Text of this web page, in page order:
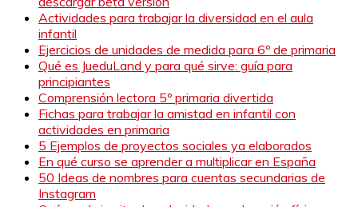
Actividades para trabajar la diversidad en el aula
infantil
Ejercicios de unidades de medida para 6º de primaria
Qué es JueduLand y para qué sirve: guía para
principiantes
Comprensión lectora 5º primaria divertida
Fichas para trabajar la amistad en infantil con
actividades en primaria
5 Ejemplos de proyectos sociales ya elaborados
En qué curso se aprender a multiplicar en España
50 Ideas de nombres para cuentas secundarias de
Instagram